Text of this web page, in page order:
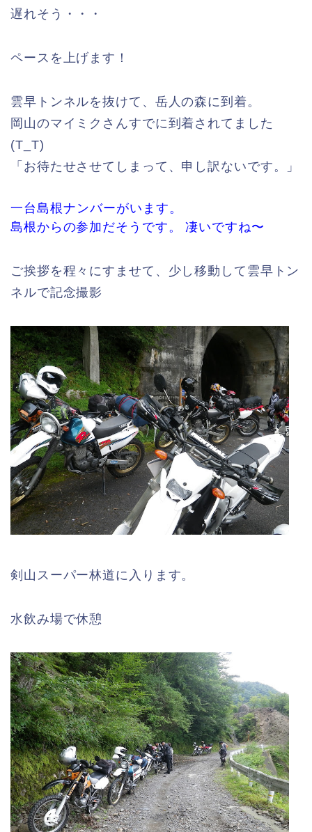
遅れそう・・・
ペースを上げます！
雲早トンネルを抜けて、岳人の森に到着。
岡山のマイミクさんすでに到着されてました
(T_T)
「お待たせさせてしまって、申し訳ないです。」
一台島根ナンバーがいます。
島根からの参加だそうです。 凄いですね〜
ご挨拶を程々にすませて、少し移動して雲早トン
ネルで記念撮影
剣山スーパー林道に入ります。
水飲み場で休憩